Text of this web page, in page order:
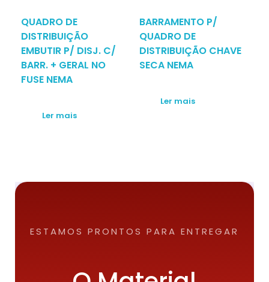
QUADRO DE
DISTRIBUIÇÃO
EMBUTIR P/ DISJ. C/
BARR. + GERAL NO
FUSE NEMA
Ler mais
BARRAMENTO P/
QUADRO DE
DISTRIBUIÇÃO CHAVE
SECA NEMA
Ler mais
ESTAMOS PRONTOS PARA ENTREGAR